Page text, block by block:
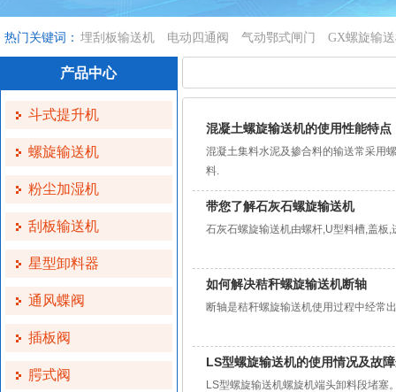
热门关键词： 埋刮板输送机 电动四通阀 气动鄂式闸门 GX螺旋输
产品中心
斗式提升机
螺旋输送机
粉尘加湿机
刮板输送机
星型卸料器
通风蝶阀
插板阀
腭式阀
混凝土螺旋输送机的使用性能特点
混凝土集料水泥及掺合料的输送常采用
料.
带您了解石灰石螺旋输送机
石灰石螺旋输送机由螺杆,U型料槽,盖板
如何解决秸秆螺旋输送机断轴
断轴是秸秆螺旋输送机使用过程中经常
LS型螺旋输送机的使用情况及故
LS型螺旋输送机螺旋机端头卸料段堵